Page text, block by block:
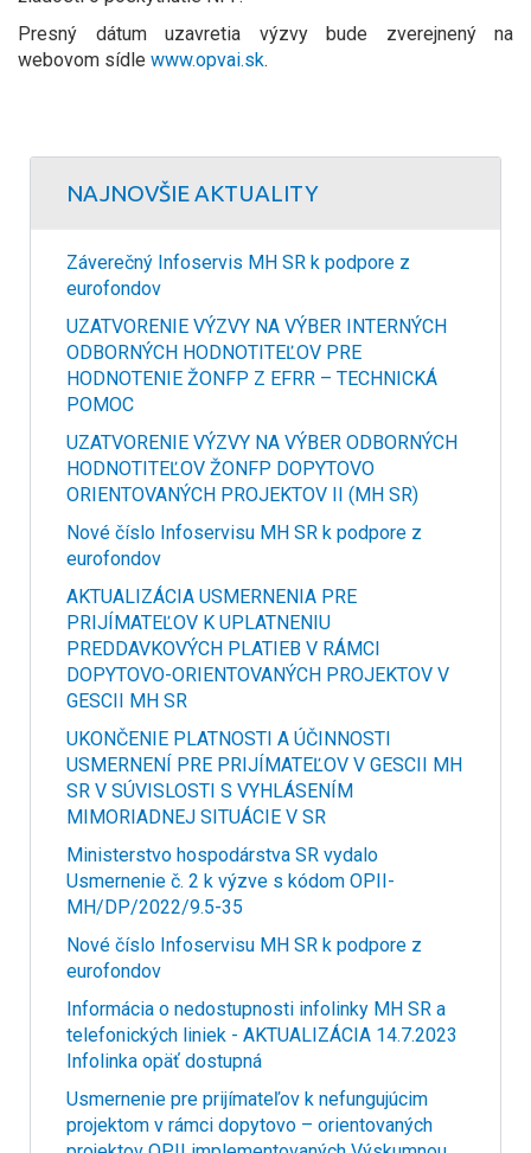
Presný dátum uzavretia výzvy bude zverejnený na
webovom sídle www.opvai.sk.
NAJNOVŠIE AKTUALITY
Záverečný Infoservis MH SR k podpore z
eurofondov
UZATVORENIE VÝZVY NA VÝBER INTERNÝCH
ODBORNÝCH HODNOTITEĽOV PRE
HODNOTENIE ŽONFP Z EFRR – TECHNICKÁ
POMOC
UZATVORENIE VÝZVY NA VÝBER ODBORNÝCH
HODNOTITEĽOV ŽONFP DOPYTOVO
ORIENTOVANÝCH PROJEKTOV II (MH SR)
Nové číslo Infoservisu MH SR k podpore z
eurofondov
AKTUALIZÁCIA USMERNENIA PRE
PRIJÍMATEĽOV K UPLATNENIU
PREDDAVKOVÝCH PLATIEB V RÁMCI
DOPYTOVO-ORIENTOVANÝCH PROJEKTOV V
GESCII MH SR
UKONČENIE PLATNOSTI A ÚČINNOSTI
USMERNENÍ PRE PRIJÍMATEĽOV V GESCII MH
SR V SÚVISLOSTI S VYHLÁSENÍM
MIMORIADNEJ SITUÁCIE V SR
Ministerstvo hospodárstva SR vydalo
Usmernenie č. 2 k výzve s kódom OPII-
MH/DP/2022/9.5-35
Nové číslo Infoservisu MH SR k podpore z
eurofondov
Informácia o nedostupnosti infolinky MH SR a
telefonických liniek - AKTUALIZÁCIA 14.7.2023
Infolinka opäť dostupná
Usmernenie pre prijímateľov k nefungujúcim
projektom v rámci dopytovo – orientovaných